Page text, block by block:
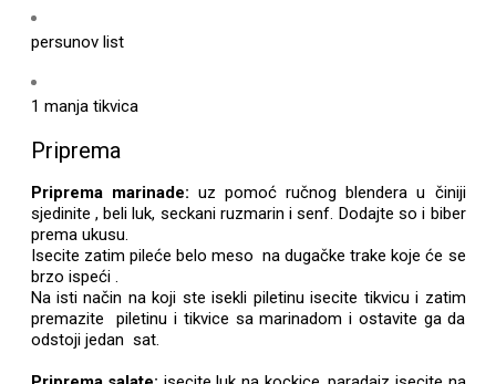
persunov list
1 manja tikvica
Priprema
Priprema marinade: uz pomoć ručnog blendera u činiji
sjedinite , beli luk, seckani ruzmarin i senf. Dodajte so i biber
prema ukusu.
Isecite zatim pileće belo meso na dugačke trake koje će se
brzo ispeći .
Na isti način na koji ste isekli piletinu isecite tikvicu i zatim
premazite piletinu i tikvice sa marinadom i ostavite ga da
odstoji jedan sat.